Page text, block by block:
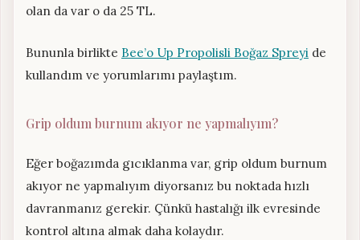
olan da var o da 25 TL.
Bununla birlikte Bee’o Up Propolisli Boğaz Spreyi de
kullandım ve yorumlarımı paylaştım.
Grip oldum burnum akıyor ne yapmalıyım?
Eğer boğazımda gıcıklanma var, grip oldum burnum
akıyor ne yapmalıyım diyorsanız bu noktada hızlı
davranmanız gerekir. Çünkü hastalığı ilk evresinde
kontrol altına almak daha kolaydır.